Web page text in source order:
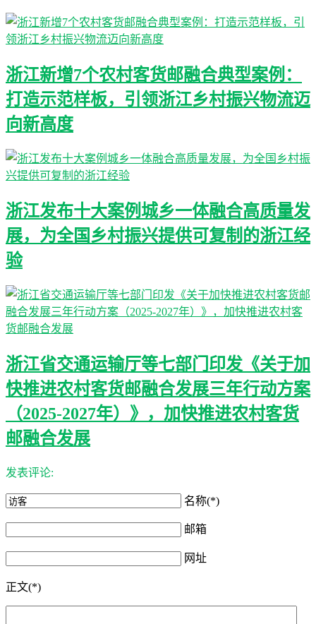
浙江新增7个农村客货邮融合典型案例：
打造示范样板，引领浙江乡村振兴物流迈
向新高度
浙江发布十大案例城乡一体融合高质量发
展，为全国乡村振兴提供可复制的浙江经
验
浙江省交通运输厅等七部门印发《关于加
快推进农村客货邮融合发展三年行动方案
（2025-2027年）》，加快推进农村客货
邮融合发展
发表评论:
名称(*)
邮箱
网址
正文(*)